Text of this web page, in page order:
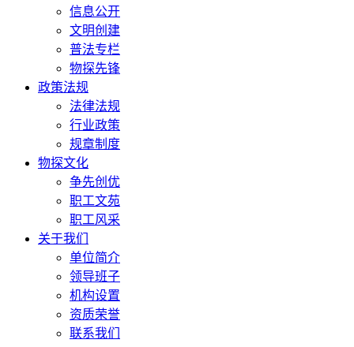
信息公开
文明创建
普法专栏
物探先锋
政策法规
法律法规
行业政策
规章制度
物探文化
争先创优
职工文苑
职工风采
关于我们
单位简介
领导班子
机构设置
资质荣誉
联系我们